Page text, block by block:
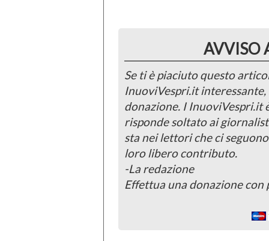
AVVISO
Se ti è piaciuto questo
InuoviVespri.it
donazione. I InuoviVespri.it
risponde soltato ai
sta nei lettori che ci
loro libero contributo.
-La redazione
Effettua una donazione con